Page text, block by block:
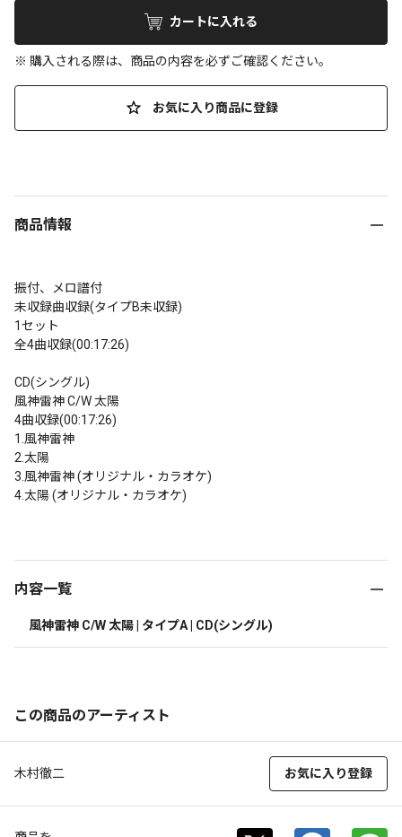
カートに入れる
※ 購入される際は、商品の内容を必ずご確認ください。
お気に入り商品に登録
商品情報
振付、メロ譜付
未収録曲収録(タイプB未収録)
1セット
全4曲収録(00:17:26)
CD(シングル)
風神雷神 C/W 太陽
4曲収録(00:17:26)
1.風神雷神
2.太陽
3.風神雷神 (オリジナル・カラオケ)
4.太陽 (オリジナル・カラオケ)
内容一覧
風神雷神 C/W 太陽 | タイプA | CD(シングル)
この商品のアーティスト
木村徹二 お気に入り登録